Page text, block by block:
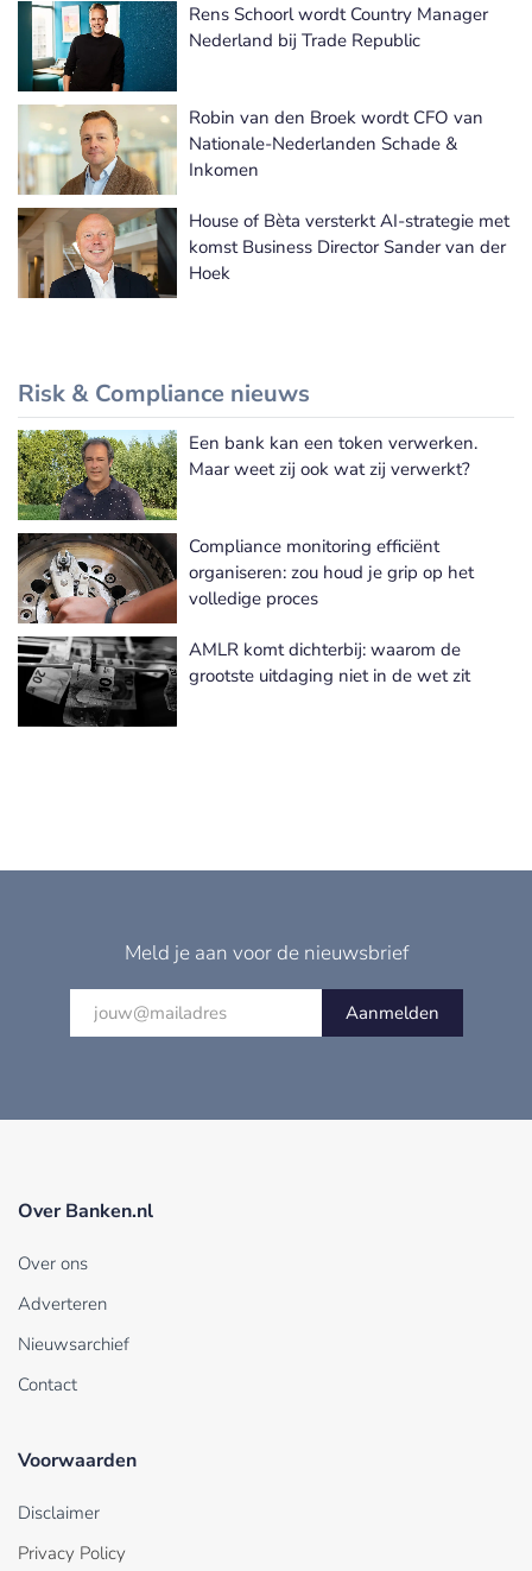
Meer Benoemingen nieuws
Rens Schoorl wordt Country Manager
Nederland bij Trade Republic
Robin van den Broek wordt CFO van
Nationale-Nederlanden Schade &
Inkomen
House of Bèta versterkt AI-strategie met
komst Business Director Sander van der
Hoek
Risk & Compliance nieuws
Meer Risk & Compliance nieuws
Een bank kan een token verwerken.
Maar weet zij ook wat zij verwerkt?
Compliance monitoring efficiënt
organiseren: zou houd je grip op het
volledige proces
AMLR komt dichterbij: waarom de
grootste uitdaging niet in de wet zit
Meld je aan voor de nieuwsbrief
Aanmelden
Over Banken.nl
Over ons
Adverteren
Nieuwsarchief
Contact
Voorwaarden
Disclaimer
Privacy Policy